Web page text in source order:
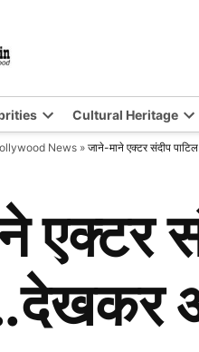
Cultural Heritage
News » जाने-माने एक्टर संदीप
एक्टर